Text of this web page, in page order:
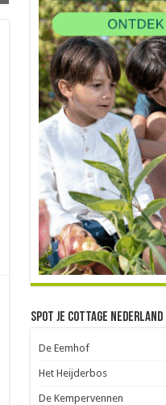
Spot je Cottage Nederland
De Eemhof
Het Heijderbos
De Kempervennen